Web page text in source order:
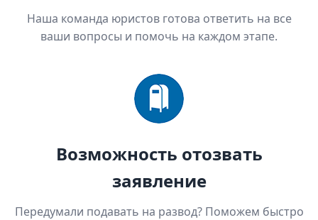
Наша команда юристов готова ответить на все
ваши вопросы и помочь на каждом этапе.
Возможность отозвать
заявление
Передумали подавать на развод? Поможем быстро